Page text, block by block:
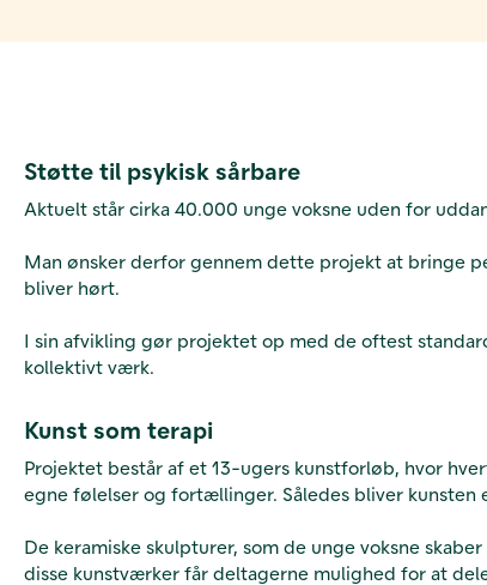
Støtte til psykisk sårbare
Aktuelt står cirka 40.000 unge voksne uden for
Man ønsker derfor gennem dette projekt at bringe
bliver hørt.
I sin afvikling gør projektet op med de oftest
kollektivt værk.
Kunst som terapi
Projektet består af et 13-ugers kunstforløb, hvor
egne følelser og fortællinger. Således bliver
De keramiske skulpturer, som de unge voksne
disse kunstværker får deltagerne mulighed for at